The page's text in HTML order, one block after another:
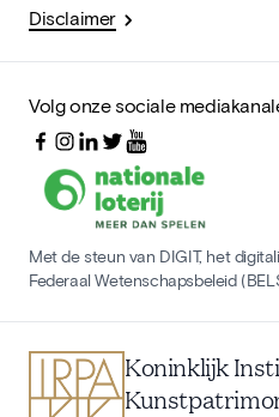
Disclaimer
Volg onze sociale
Met de steun van DIGIT, het
Federaal Wetenschapsbeleid
Koninklijk